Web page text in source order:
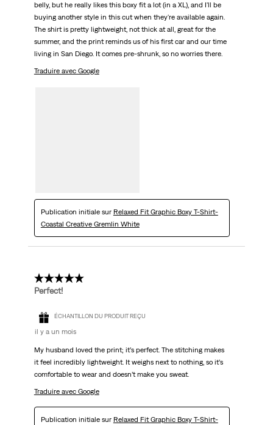
belly, but he really likes this boxy fit a lot (in a XL), and I'll be
buying another style in this cut when they're available again.
The shirt is pretty lightweight, not thick at all, great for the
summer, and the print reminds us of his first car and our time
living in San Diego. It comes pre-shrunk, so no worries there.
Traduire avec Google
Publication initiale sur Relaxed Fit Graphic Boxy T-Shirt-
Coastal Creative Gremlin White
5 étoile(s) sur 5.
Perfect!
ÉCHANTILLON DU PRODUIT REÇU
il y a un mois
My husband loved the print; it’s perfect. The stitching makes
it feel incredibly lightweight. It weighs next to nothing, so it’s
comfortable to wear and doesn’t make you sweat.
Traduire avec Google
Publication initiale sur Relaxed Fit Graphic Boxy T-Shirt-